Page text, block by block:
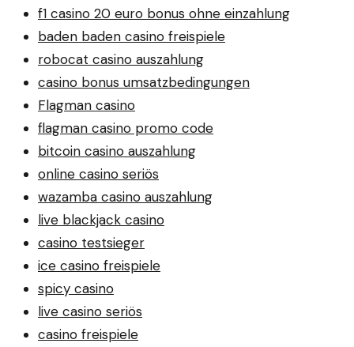
f1 casino 20 euro bonus ohne einzahlung
baden baden casino freispiele
robocat casino auszahlung
casino bonus umsatzbedingungen
Flagman casino
flagman casino promo code
bitcoin casino auszahlung
online casino seriös
wazamba casino auszahlung
live blackjack casino
casino testsieger
ice casino freispiele
spicy casino
live casino seriös
casino freispiele